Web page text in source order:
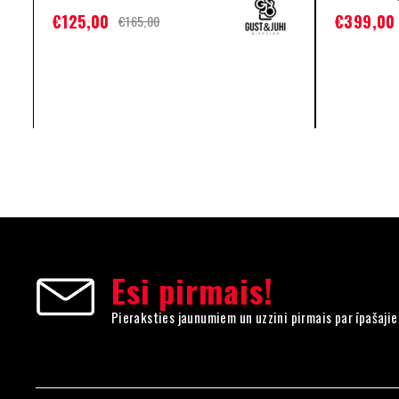
€165,00
€125,00 €399,00
Esi pirmais!
Pieraksties jaunumiem un uzzini pirmais par